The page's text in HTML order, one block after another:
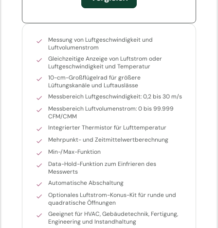
Messung von Luftgeschwindigkeit und
Luftvolumenstrom
Gleichzeitige Anzeige von Luftstrom oder
Luftgeschwindigkeit und Temperatur
10-cm-Großflügelrad für größere
Lüftungskanäle und Luftauslässe
Messbereich Luftgeschwindigkeit: 0,2 bis 30 m/s
Messbereich Luftvolumenstrom: 0 bis 99.999
CFM/CMM
Integrierter Thermistor für Lufttemperatur
Mehrpunkt- und Zeitmittelwertberechnung
Min-/Max-Funktion
Data-Hold-Funktion zum Einfrieren des
Messwerts
Automatische Abschaltung
Optionales Luftstrom-Konus-Kit für runde und
quadratische Öffnungen
Geeignet für HVAC, Gebäudetechnik, Fertigung,
Engineering und Instandhaltung